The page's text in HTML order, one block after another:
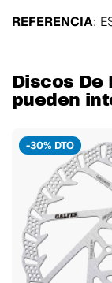
REFERENCIA:
Discos De
pueden
-30% DTO